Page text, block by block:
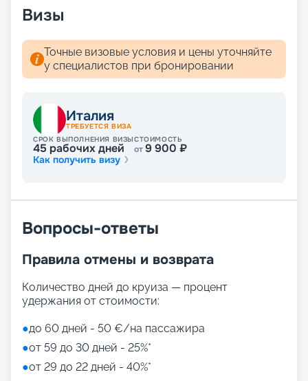
Визы
Точные визовые условия и цены уточняйте
у специалистов при бронировании
Италия
ТРЕБУЕТСЯ ВИЗА
СРОК ВЫПОЛНЕНИЯ ВИЗЫ
45 рабочих дней
СТОИМОСТЬ
от9 900 ₽
Как получить визу
Вопросы-ответы
Правила отмены и возврата
Количество дней до круиза — процент
удержания от стоимости:
●до 60 дней - 50 €/на пассажира
●от 59 до 30 дней - 25%*
●от 29 до 22 дней - 40%*